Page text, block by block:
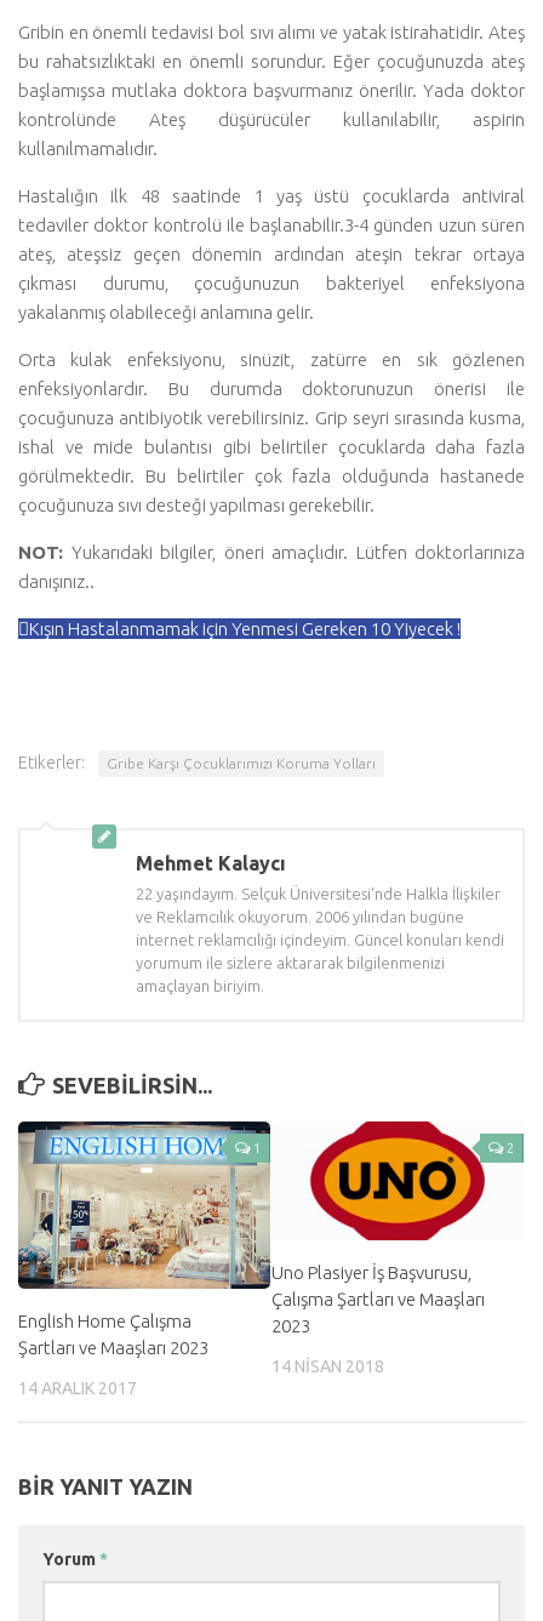
Gribin en önemli tedavisi bol sıvı alımı ve yatak istirahatidir. Ateş
bu rahatsızlıktaki en önemli sorundur. Eğer çocuğunuzda ateş
başlamışsa mutlaka doktora başvurmanız önerilir. Yada doktor
kontrolünde Ateş düşürücüler kullanılabilir, aspirin
kullanılmamalıdır.
Hastalığın ilk 48 saatinde 1 yaş üstü çocuklarda antiviral
tedaviler doktor kontrolü ile başlanabilir.3-4 günden uzun süren
ateş, ateşsiz geçen dönemin ardından ateşin tekrar ortaya
çıkması durumu, çocuğunuzun bakteriyel enfeksiyona
yakalanmış olabileceği anlamına gelir.
Orta kulak enfeksiyonu, sinüzit, zatürre en sık gözlenen
enfeksiyonlardır. Bu durumda doktorunuzun önerisi ile
çocuğunuza antibiyotik verebilirsiniz. Grip seyri sırasında kusma,
ishal ve mide bulantısı gibi belirtiler çocuklarda daha fazla
görülmektedir. Bu belirtiler çok fazla olduğunda hastanede
çocuğunuza sıvı desteği yapılması gerekebilir.
NOT: Yukarıdaki bilgiler, öneri amaçlıdır. Lütfen doktorlarınıza
danışınız..
Kışın Hastalanmamak için Yenmesi Gereken 10 Yiyecek !
Etikerler: Gribe Karşı Çocuklarımızı Koruma Yolları
Mehmet Kalaycı
22 yaşındayım. Selçuk Üniversitesi'nde Halkla İlişkiler
ve Reklamcılık okuyorum. 2006 yılından bugüne
internet reklamcılığı içindeyim. Güncel konuları kendi
yorumum ile sizlere aktararak bilgilenmenizi
amaçlayan biriyim.
SEVEBILIRSIN...
1
English Home Çalışma
Şartları ve Maaşları 2023
14 ARALIK 2017
2
Uno Plasiyer İş Başvurusu,
Çalışma Şartları ve Maaşları
2023
14 NISAN 2018
BIR YANIT YAZIN
Yorum *